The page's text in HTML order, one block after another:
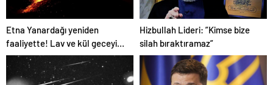
Etna Yanardağı yeniden
faaliyette! Lav ve kül geceyi
aydınlattı…
Hizbullah Lideri: ”Kimse bize
silah bıraktıramaz”